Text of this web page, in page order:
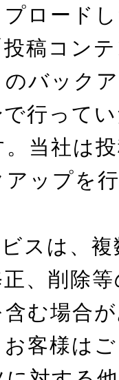
ロード
稿コン
のバック
行って
。当社は
ップを
スは、
、削除
含む場合
客様は